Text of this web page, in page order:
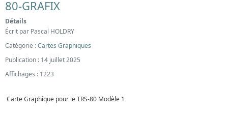
80-GRAFIX
Détails
Écrit par Pascal HOLDRY
Catégorie :Cartes Graphiques
Publication : 14 juillet 2025
Affichages : 1223
Carte Graphique pour le TRS-80 Modèle 1